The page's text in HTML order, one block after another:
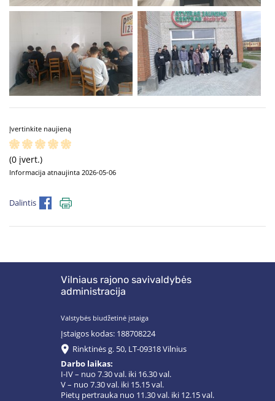
Įvertinkite naujieną
(0 įvert.)
Informacija atnaujinta 2026-05-06
Dalintis
Vilniaus rajono savivaldybės
administracija
Valstybės biudžetinė įstaiga
Įstaigos kodas: 188708224
Rinktinės g. 50, LT-09318 Vilnius
Darbo laikas:
I-IV – nuo 7.30 val. iki 16.30 val.
V – nuo 7.30 val. iki 15.15 val.
Pietų pertrauka nuo 11.30 val. iki 12.15 val.